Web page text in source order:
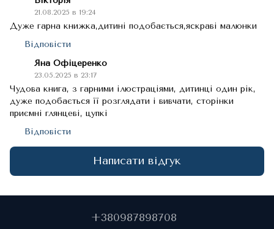
21.08.2025 в 19:24
Дуже гарна книжка,дитині подобається,яскраві малюнки
Відповісти
Яна Офіцеренко
23.05.2025 в 23:17
Чудова книга, з гарними ілюстраціями, дитинці один рік,
дуже подобається її розглядати і вивчати, сторінки
приємні глянцеві, цупкі
Відповісти
Написати відгук
+380987898708